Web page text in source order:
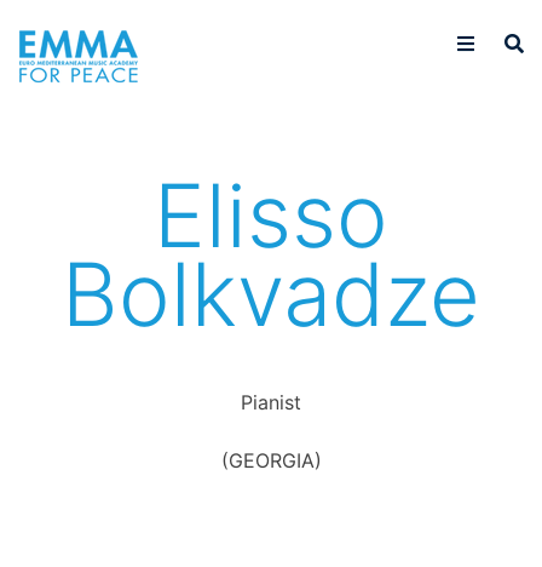
Elisso
Bolkvadze
Pianist
(GEORGIA)